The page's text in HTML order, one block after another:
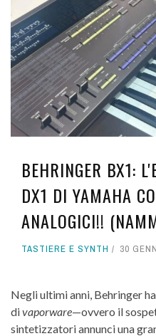
BEHRINGER BX1:
DX1 DI YAMAHA
ANALOGICI!!
TASTIERE E SYNTH 30
Negli ultimi anni, Behringer
divaporware—ovvero il
sintetizzatori annunci una